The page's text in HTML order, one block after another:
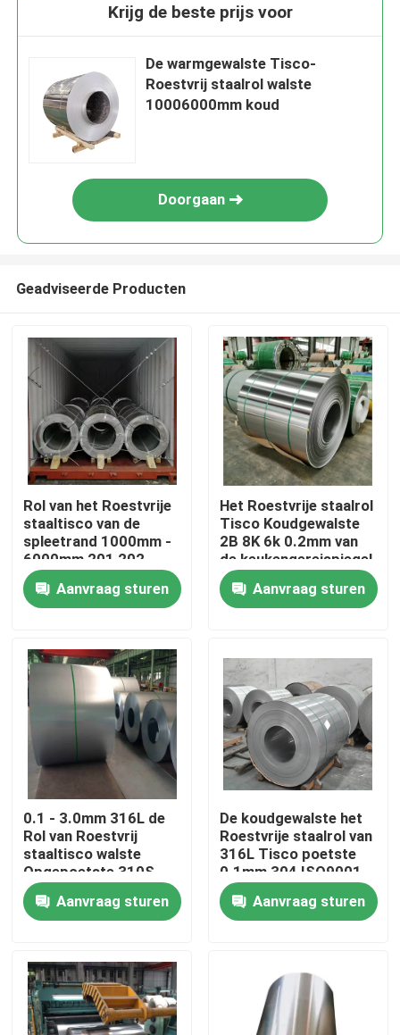
Thuis
Over ons
Producten
De Rol van het Tiscoroestvrije staal
de plaat van het roestvrij staalmetaal
Het Blad van de Koolstofstaalplaat
GI staalrol
SS Staalpijp
Roestvrij staal Ronde Bar
Krijg de beste prijs voor
De warmgewalste Tisco-
Roestvrij staalrol walste
10006000mm koud
Doorgaan
Geadviseerde Producten
Rol van het Roestvrije
staaltisco van de
spleetrand 1000mm -
6000mm 201 202
Aanvraag sturen
Het Roestvrije staalrol
Tisco Koudgewalste
2B 8K 6k 0.2mm van
de keukengereispiegel
Aanvraag sturen
0.1 - 3.0mm 316L de
Rol van Roestvrij
staaltisco walste
Opgepoetste 310S
304 koud
Aanvraag sturen
De koudgewalste het
Roestvrije staalrol van
316L Tisco poetste
0.1mm 304 ISO9001
SS 308 309 op
Aanvraag sturen